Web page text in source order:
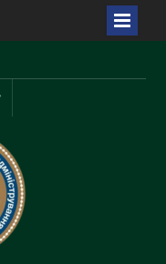
Twitter